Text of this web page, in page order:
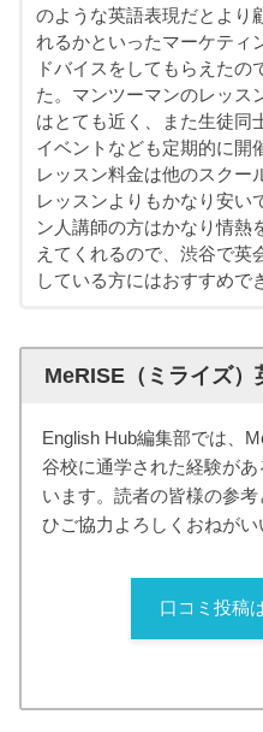
のような英語表現だとより
れるかといったマーケティ
ドバイスをしてもらえたの
た。マンツーマンのレッス
はとても近く、また生徒同
イベントなども定期的に開
レッスン料金は他のスクー
レッスンよりもかなり安い
ン人講師の方はかなり情熱
えてくれるので、渋谷で英
している方にはおすすめで
MeRISE（ミライズ）
English Hub編集部では、
谷校に通学された経験が
います。読者の皆様の参
ひご協力よろしくおねがい
口コミ投稿